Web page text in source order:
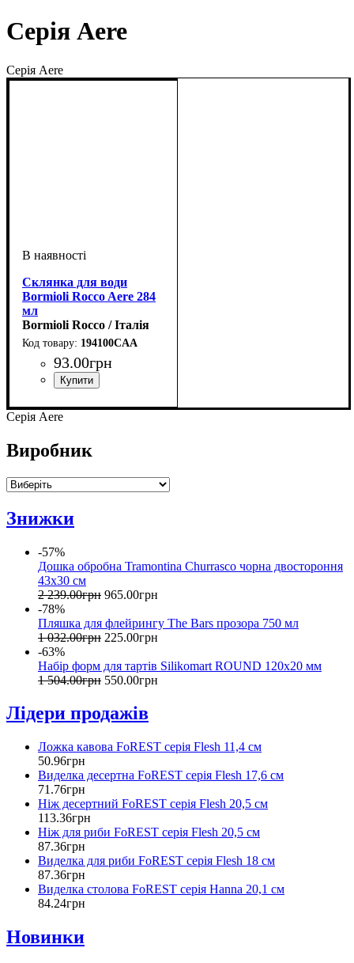
Серія Aere
Серія Aere
Склянка для води
Bormioli Rocco Aere 284
мл
Bormioli Rocco / Італія
194100CAA
93.00грн
Серія Aere
Виробник
Знижки
-57%
Дошка обробна Tramontina Churrasco чорна двостороння
43x30 см
2 239.00грн 965.00грн
-78%
Пляшка для флейрингу The Bars прозора 750 мл
1 032.00грн 225.00грн
-63%
Набір форм для тартів Silikomart ROUND 120х20 мм
1 504.00грн 550.00грн
Лідери продажів
Ложка кавова FoREST серія Flesh 11,4 см
50.96грн
Виделка десертна FoREST серія Flesh 17,6 см
71 .76грн
Ніж десертний FoREST серія Flesh 20,5 см
113.36грн
Ніж для риби FoREST серія Flesh 20,5 см
87.36грн
Виделка для риби FoREST серія Flesh 18 см
87.36грн
Виделка столова FoREST серія Hanna 20,1 см
84.24грн
Новинки